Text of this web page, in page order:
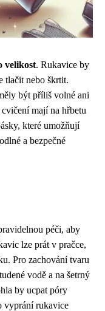
velikost. Rukavice by
tlačit nebo škrtit.
být příliš volné ani
mají na hřbetu
které umožňují
a bezpečné
péči, aby
lze prát v pračce,
Pro zachování tvaru
vodě a na šetrný
by ucpat póry
vyprání rukavice